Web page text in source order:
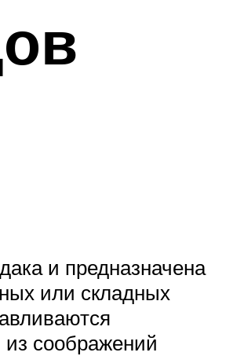
и предназначена
или складных
соображений